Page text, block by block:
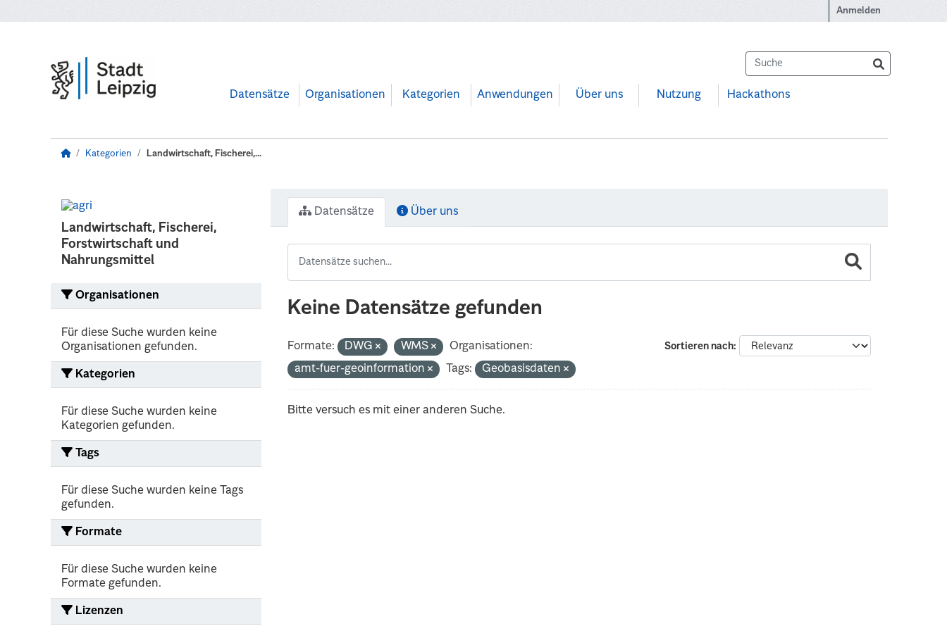
Anmelden
Datensätze Organisationen Kategorien Anwendungen Über uns Nutzung Hackathons
Kategorien Landwirtschaft, Fischerei,...
Landwirtschaft, Fischerei,
Forstwirtschaft und
Nahrungsmittel
Organisationen
Für diese Suche wurden keine
Organisationen gefunden.
Kategorien
Für diese Suche wurden keine
Kategorien gefunden.
Tags
Für diese Suche wurden keine Tags
gefunden.
Formate
Für diese Suche wurden keine
Formate gefunden.
Lizenzen
Datensätze Über uns
Keine Datensätze gefunden
Sortieren nach
Formate: DWG WMS
Organisationen:
amt-fuer-geoinformation
Tags: Geobasisdaten
Bitte versuch es mit einer anderen Suche.